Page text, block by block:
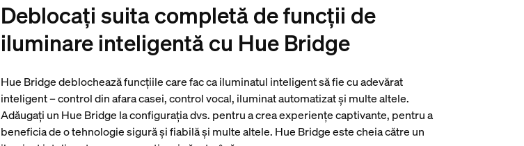
Deblocați suita completă de funcții de
iluminare inteligentă cu Hue Bridge
Hue Bridge deblochează funcțiile care fac ca iluminatul inteligent să fie cu adevărat
inteligent – control din afara casei, control vocal, iluminat automatizat și multe altele.
Adăugați un Hue Bridge la configurația dvs. pentru a crea experiențe captivante, pentru a
beneficia de o tehnologie sigură și fiabilă și multe altele. Hue Bridge este cheia către un